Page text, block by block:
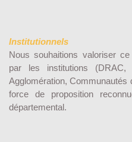
Institutionnels
Nous souhaitions valoriser
par les institutions
Agglomération,
force de proposition
départemental.